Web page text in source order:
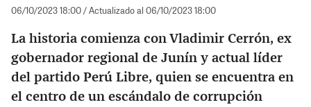
06/10/2023 18:00/ Actualizado al 06/10/2023 18:00
La historia comienza con Vladimir Cerrón, ex
gobernador regional de Junín y actual líder
del partido Perú Libre, quien se encuentra en
el centro de un escándalo de corrupción